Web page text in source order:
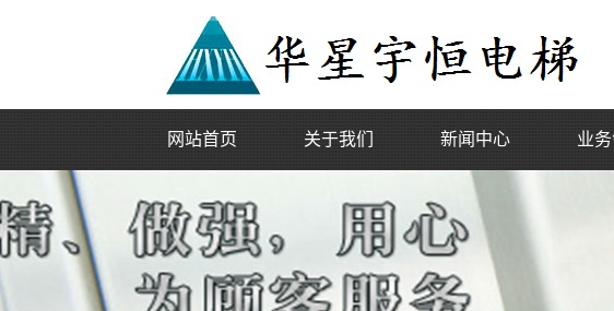
网站首页 关于我们
企业文化
企业荣誉
新闻中心
电梯动态
行业动态
业